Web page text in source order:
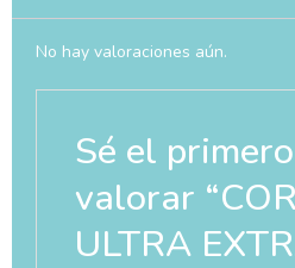
No hay valoraciones aún.
Sé el
valorar
ULTRA